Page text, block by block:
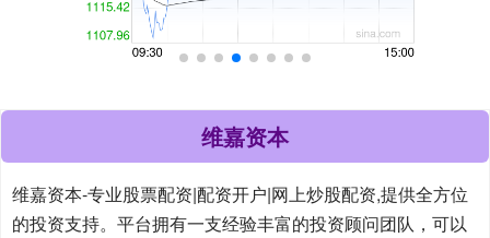
维嘉资本
维嘉资本-专业股票配资|配资开户|网上炒股配资,提供全方位
的投资支持。平台拥有一支经验丰富的投资顾问团队，可以